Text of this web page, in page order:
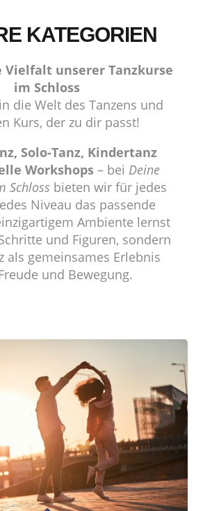
KATEGORIEN
Vielfalt unserer Tanzkurse
im Schloss
die Welt des Tanzens und
Kurs, der zu dir passt!
Solo-Tanz, Kindertanz
Workshops – bei Deine
Schloss bieten wir für jedes
Niveau das passende
Ambiente lernst
und Figuren, sondern
als gemeinsames Erlebnis
und Bewegung.